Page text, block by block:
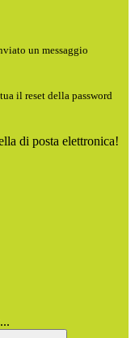
un messaggio
il reset della password
di posta elettronica!